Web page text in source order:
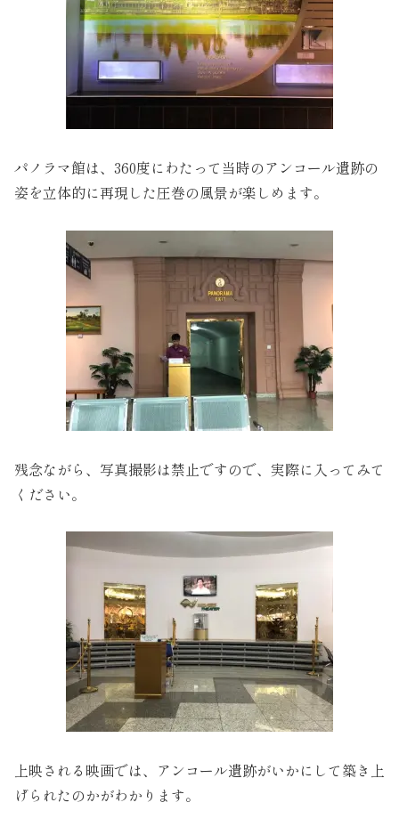
パノラマ館は、360度にわたって当時のアンコール遺跡の
姿を立体的に再現した圧巻の風景が楽しめます。
残念ながら、写真撮影は禁止ですので、実際に入ってみて
ください。
上映される映画では、アンコール遺跡がいかにして築き上
げられたのかがわかります。